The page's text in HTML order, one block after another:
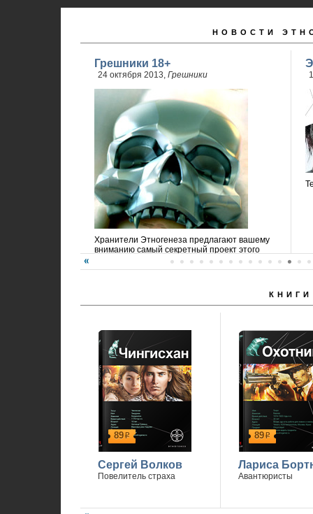
НОВОСТИ
Грешники 18+
24 октября 2013, Грешники
Хранители Этногенеза предлагают вашему
вниманию самый секретный проект этого
КНИГИ
89р
Сергей Волков
Повелитель страха
89р
Лариса
Авантюристы